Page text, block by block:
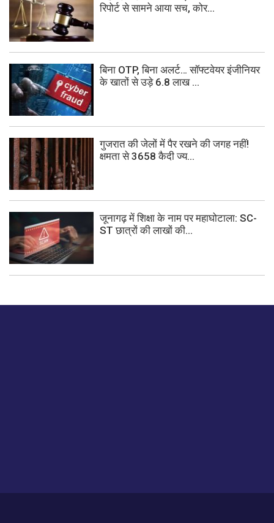
रिपोर्ट से सामने आया सच, कोर...
बिना OTP, बिना अलर्ट… सॉफ्टवेयर इंजीनियर
के खातों से उड़े 6.8 लाख ...
गुजरात की जेलों में पैर रखने की जगह नहीं!
क्षमता से 3658 कैदी ज्य...
जूनागढ़ में शिक्षा के नाम पर महाघोटाला: SC-
ST छात्रों की लाखों की...